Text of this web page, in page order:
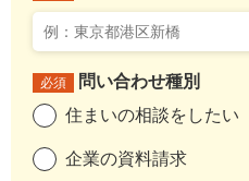
必須
問い合わせ種別
住まいの相談をしたい
企業の資料請求